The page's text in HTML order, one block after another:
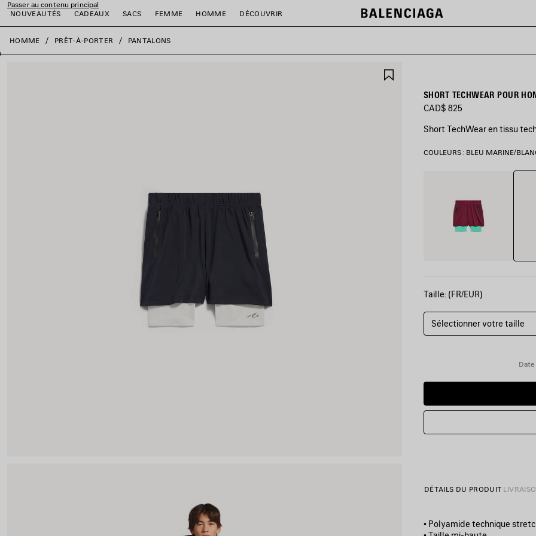
Passer au contenu principal
NOUVEAUTÉS
CADEAUX SACS FEMME HOMME DÉCOUVRIR
fermer la bannière
HOMME PRÊT-À-PORTER PANTALONS
FAVORISSHORT TECHWEAR POUR
CAD$ 825
Short TechWear en tissu
COULEURS : BLEU MARINE/
Bleu
Taille: (FR/EUR)
Sélectionner votre taille
DÉTAILS DU PRODUIT
• Polyamide technique